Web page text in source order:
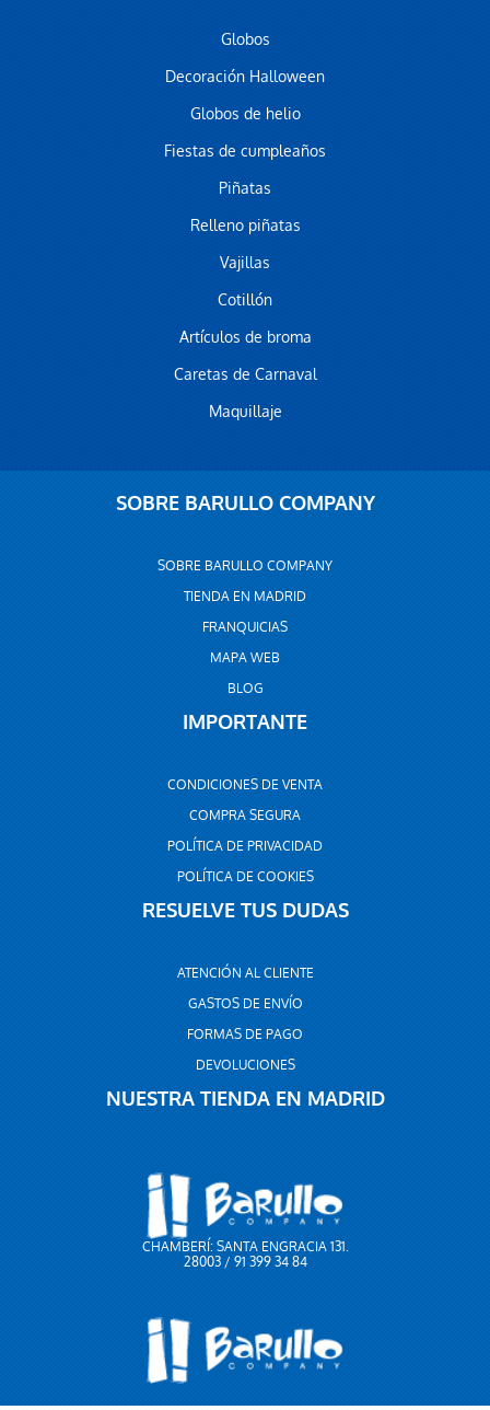
Globos
Decoración Halloween
Globos de helio
Fiestas de cumpleaños
Piñatas
Relleno piñatas
Vajillas
Cotillón
Artículos de broma
Caretas de Carnaval
Maquillaje
SOBRE BARULLO COMPANY
SOBRE BARULLO COMPANY
TIENDA EN MADRID
FRANQUICIAS
MAPA WEB
BLOG
IMPORTANTE
CONDICIONES DE VENTA
COMPRA SEGURA
POLÍTICA DE PRIVACIDAD
POLÍTICA DE COOKIES
RESUELVE TUS DUDAS
ATENCIÓN AL CLIENTE
GASTOS DE ENVÍO
FORMAS DE PAGO
DEVOLUCIONES
NUESTRA TIENDA EN MADRID
CHAMBERÍ: SANTA ENGRACIA 131.
28003 / 91 399 34 84